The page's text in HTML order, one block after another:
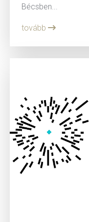
Bécsben...
tovább